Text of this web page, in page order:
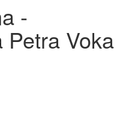
-
Petra Voka